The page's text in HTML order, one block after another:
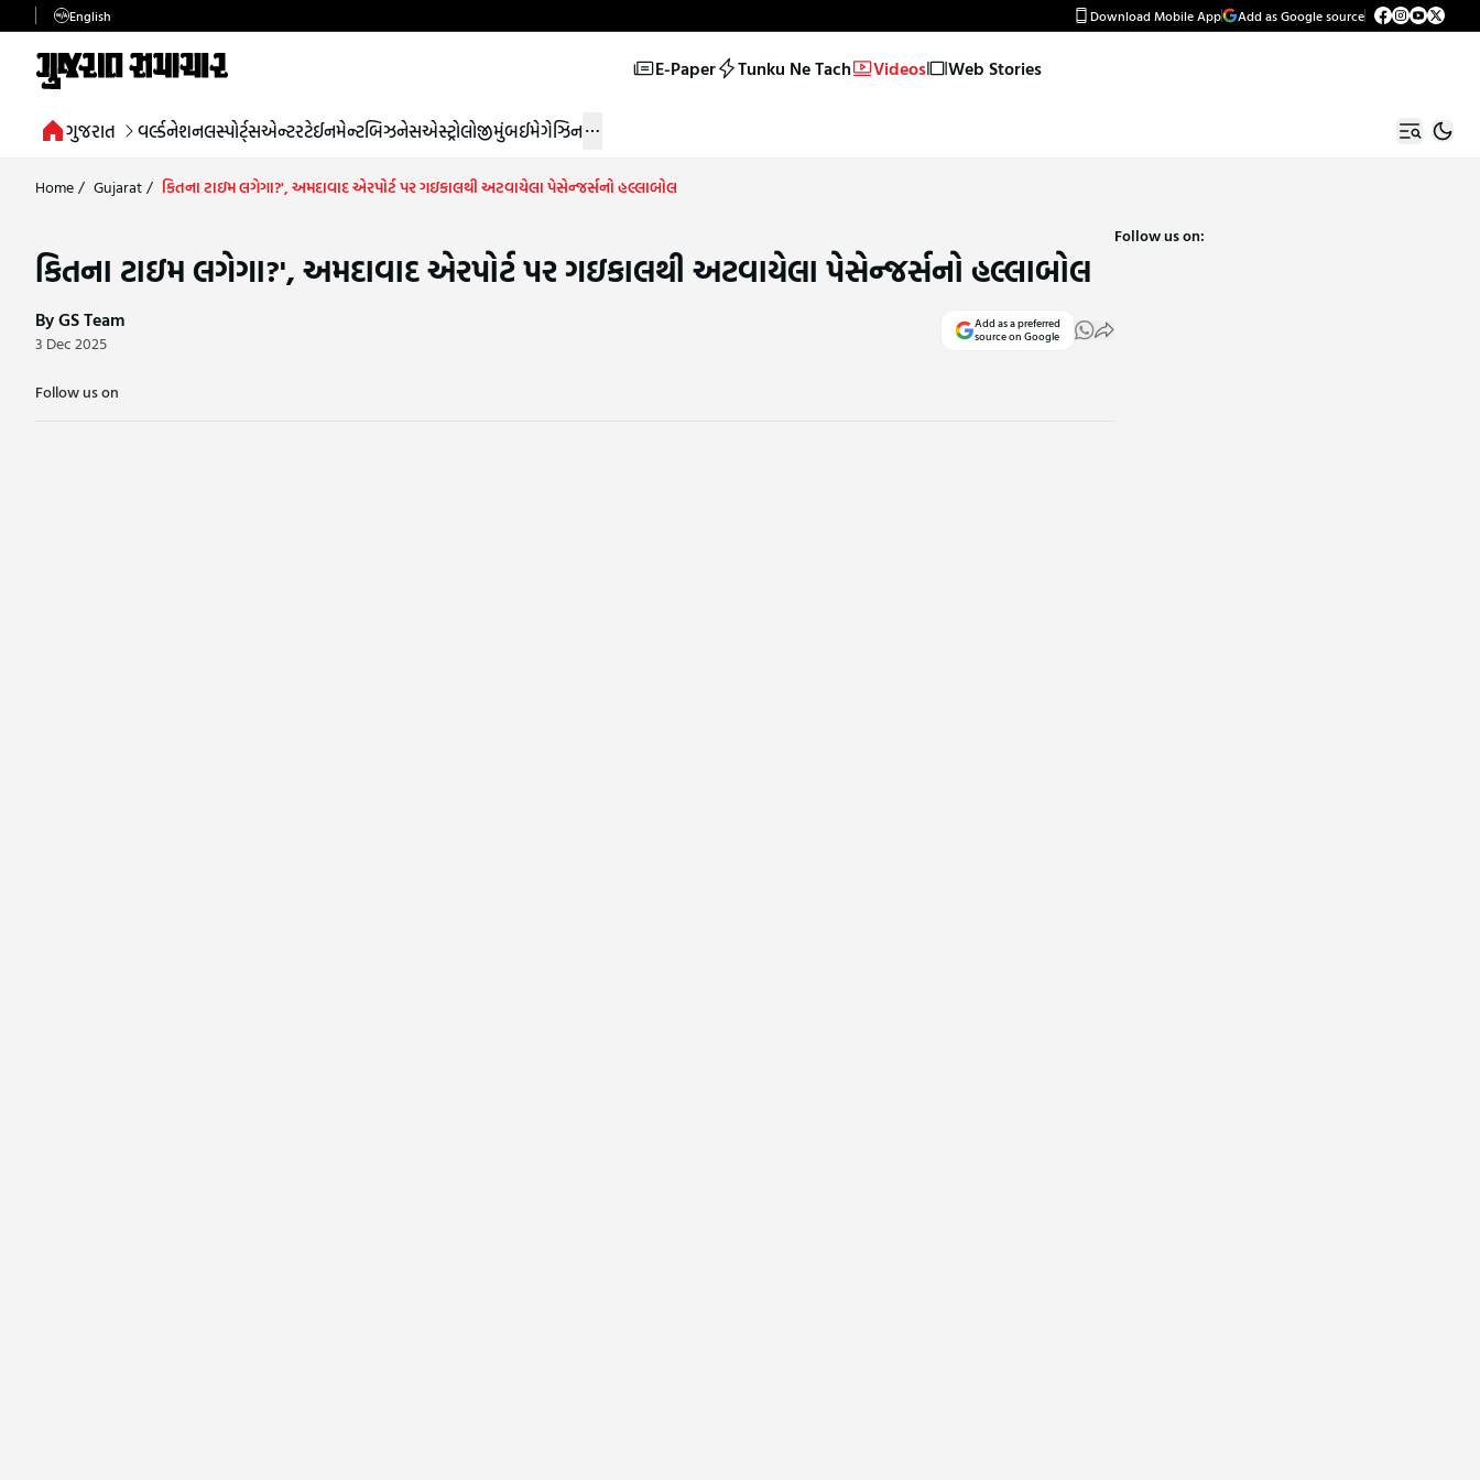
English Download Mobile App Add as Google source
E-Paper Tunku Ne Tach Videos Web Stories
ગુજરાત વર્લ્ડનેશનલસ્પોર્ટ્સએન્ટરટેઈનમેન્ટબિઝનેસએસ્ટ્રોલોજીમુંબઈમેગેઝિન
Home/ Gujarat/ કિતના ટાઇમ લગેગા?', અમદાવાદ એરપોર્ટ પર ગઇકાલથી અટવાયેલા પેસેન્જર્સનો હલ્લાબોલ
કિતના ટાઇમ લગેગા?', અમદાવાદ એરપોર્ટ પર ગઇકાલથી અટવાયેલા પેસેન્જર્સનો હલ્લાબોલ
By GS Team
3 Dec 2025
Add as a preferred
source on Google
Follow us on
Follow us on: